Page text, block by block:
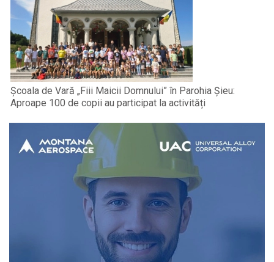
Școala de Vară „Fiii Maicii Domnului” în Parohia Șieu:
Aproape 100 de copii au participat la activități